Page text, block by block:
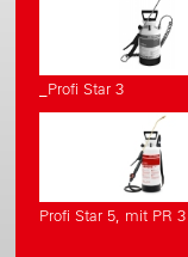
_Profi Star 3
Profi Star 5, mit PR 3